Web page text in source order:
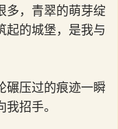
多，青翠的萌芽绽
起的城堡，是我与
碾压过的痕迹一瞬
招手。